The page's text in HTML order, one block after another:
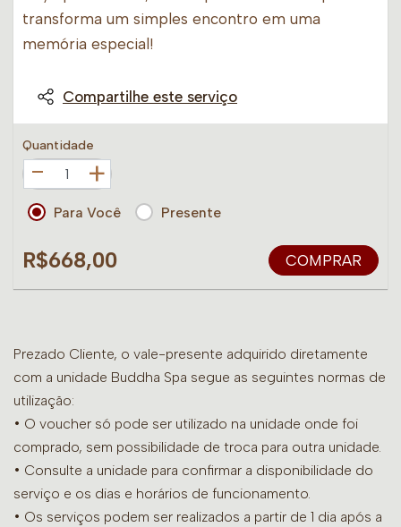
transforma um simples encontro em uma
memória especial!
Compartilhe este serviço
Quantidade
+
Para Você Presente
R$668,00 COMPRAR
Prezado Cliente, o vale-presente adquirido diretamente
com a unidade Buddha Spa segue as seguintes normas de
utilização:
• O voucher só pode ser utilizado na unidade onde foi
comprado, sem possibilidade de troca para outra unidade.
• Consulte a unidade para confirmar a disponibilidade do
serviço e os dias e horários de funcionamento.
• Os serviços podem ser realizados a partir de 1 dia após a